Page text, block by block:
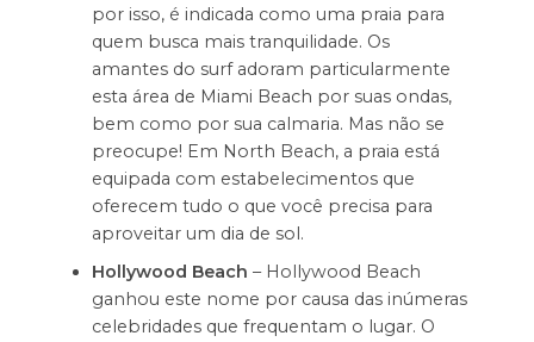
por isso, é indicada como uma praia para
quem busca mais tranquilidade. Os
amantes do surf adoram particularmente
esta área de Miami Beach por suas ondas,
bem como por sua calmaria. Mas não se
preocupe! Em North Beach, a praia está
equipada com estabelecimentos que
oferecem tudo o que você precisa para
aproveitar um dia de sol.
Hollywood Beach – Hollywood Beach
ganhou este nome por causa das inúmeras
celebridades que frequentam o lugar. O